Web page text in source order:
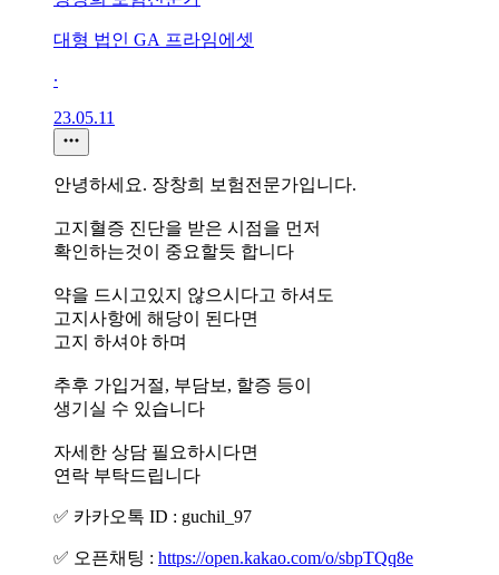
대형 법인 GA 프라임에셋
∙
23.05.11
안녕하세요. 장창희 보험전문가입니다.
고지혈증 진단을 받은 시점을 먼저
확인하는것이 중요할듯 합니다
약을 드시고있지 않으시다고 하셔도
고지사항에 해당이 된다면
고지 하셔야 하며
추후 가입거절, 부담보, 할증 등이
생기실 수 있습니다
자세한 상담 필요하시다면
연락 부탁드립니다
✅ 카카오톡 ID : guchil_97
✅ 오픈채팅 : https://open.kakao.com/o/sbpTQq8e